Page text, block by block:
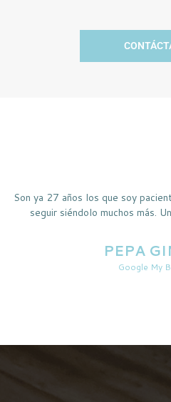
Son ya 27 años los que soy
seguir siéndolo muchos más.
PEPA
Google My